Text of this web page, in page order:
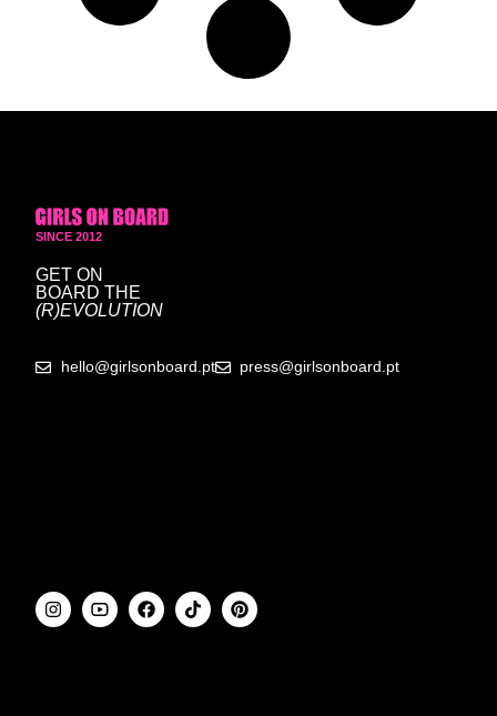
SINCE 2012
GET ON
BOARD THE
(R)EVOLUTION
hello@girlsonboard.pt press@girlsonboard.pt